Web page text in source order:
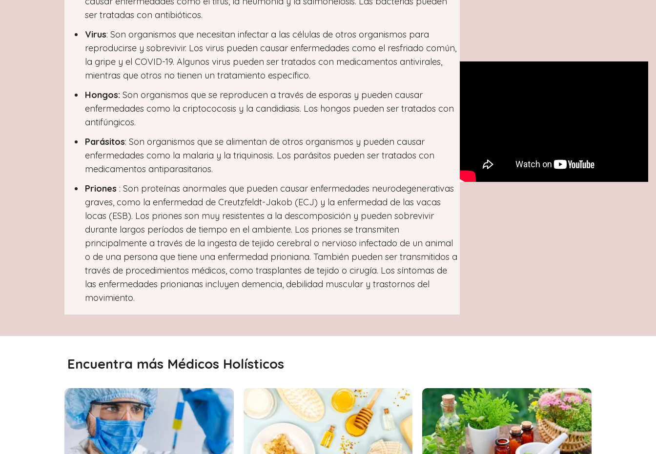
ser tratadas con antibióticos.
Virus: Son organismos que necesitan infectar a las células de otros organismos para
reproducirse y sobrevivir. Los virus pueden causar enfermedades como el resfriado común,
la gripe y el COVID-19. Algunos virus pueden ser tratados con medicamentos antivirales,
mientras que otros no tienen un tratamiento específico.
Hongos: Son organismos que se reproducen a través de esporas y pueden causar
enfermedades como la criptococosis y la candidiasis. Los hongos pueden ser tratados con
antifúngicos.
Parásitos: Son organismos que se alimentan de otros organismos y pueden causar
enfermedades como la malaria y la triquinosis. Los parásitos pueden ser tratados con
medicamentos antiparasitarios.
Priones : Son proteínas anormales que pueden causar enfermedades neurodegenerativas
graves, como la enfermedad de Creutzfeldt-Jakob (ECJ) y la enfermedad de las vacas
locas (ESB). Los priones son muy resistentes a la descomposición y pueden sobrevivir
durante largos períodos de tiempo en el ambiente. Los priones se transmiten
principalmente a través de la ingesta de tejido cerebral o nervioso infectado de un animal
o de una persona que tiene una enfermedad prioniana. También pueden ser transmitidos a
través de procedimientos médicos, como trasplantes de tejido o cirugía. Los síntomas de
las enfermedades prionianas incluyen demencia, debilidad muscular y trastornos del
movimiento.
Encuentra más Médicos Holísticos